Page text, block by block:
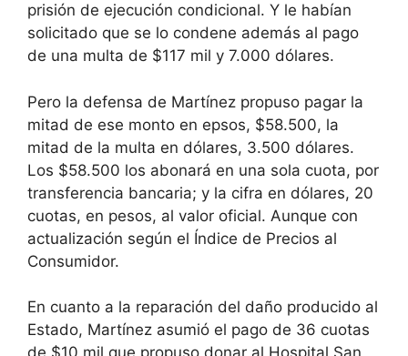
prisión de ejecución condicional. Y le habían
solicitado que se lo condene además al pago
de una multa de $117 mil y 7.000 dólares.
Pero la defensa de Martínez propuso pagar la
mitad de ese monto en epsos, $58.500, la
mitad de la multa en dólares, 3.500 dólares.
Los $58.500 los abonará en una sola cuota, por
transferencia bancaria; y la cifra en dólares, 20
cuotas, en pesos, al valor oficial. Aunque con
actualización según el Índice de Precios al
Consumidor.
En cuanto a la reparación del daño producido al
Estado, Martínez asumió el pago de 36 cuotas
de $10 mil que propuso donar al Hospital San